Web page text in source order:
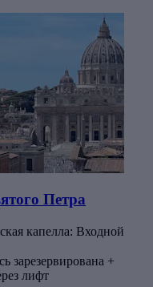
Петра
капелла: Входной
зарезервирована +
лифт